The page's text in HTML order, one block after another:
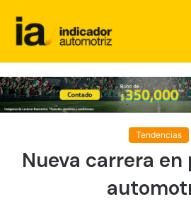
Tendencias
Nueva carrera